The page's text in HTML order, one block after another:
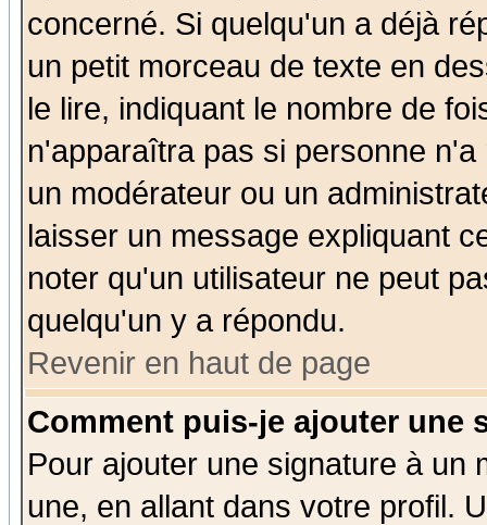
concerné. Si quelqu'un a déjà
un petit morceau de texte en
le lire, indiquant le nombre de
n'apparaîtra pas si personne
un modérateur ou un
laisser un message expliquant
noter qu'un utilisateur ne peut
quelqu'un y a répondu.
Revenir en haut de page
Comment puis-je ajouter une
Pour ajouter une signature à un
une, en allant dans votre profil.